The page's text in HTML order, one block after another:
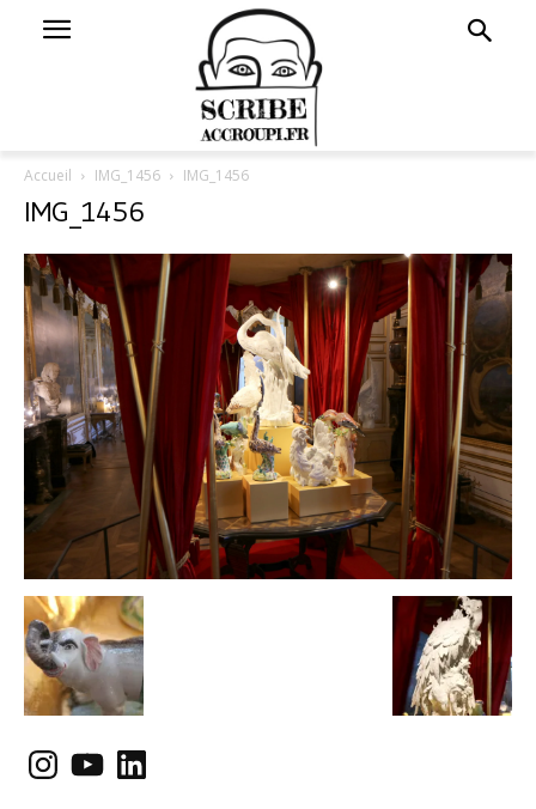
Accueil IMG_1456 IMG_1456
IMG_1456
Instagram
YouTubeLinkedIn